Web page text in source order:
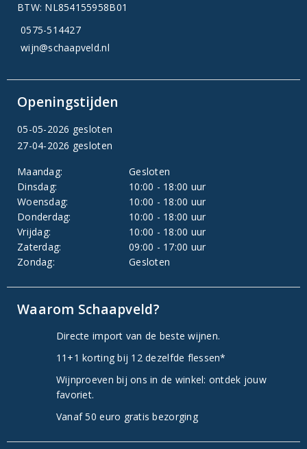
BTW: NL854155958B01
0575-514427
wijn@schaapveld.nl
Openingstijden
05-05-2026 gesloten
27-04-2026 gesloten
Maandag:
Gesloten
Dinsdag:
10:00 - 18:00 uur
Woensdag:
10:00 - 18:00 uur
Donderdag:
10:00 - 18:00 uur
Vrijdag:
10:00 - 18:00 uur
Zaterdag:
09:00 - 17:00 uur
Zondag:
Gesloten
Waarom Schaapveld?
Directe import van de beste wijnen.
11+1 korting bij 12 dezelfde flessen*
Wijnproeven bij ons in de winkel: ontdek jouw
favoriet.
Vanaf 50 euro gratis bezorging